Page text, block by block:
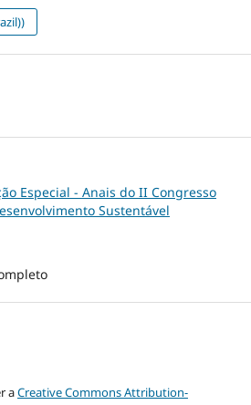
Especial - Anais do II Congresso
Sustentável
aCreative Commons Attribution-